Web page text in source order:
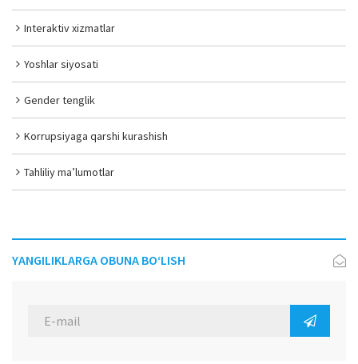
Interaktiv xizmatlar
Yoshlar siyosati
Gender tenglik
Korrupsiyaga qarshi kurashish
Tahliliy ma’lumotlar
YANGILIKLARGA OBUNA BO‘LISH